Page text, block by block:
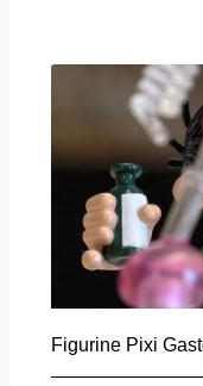
Figurine Pixi